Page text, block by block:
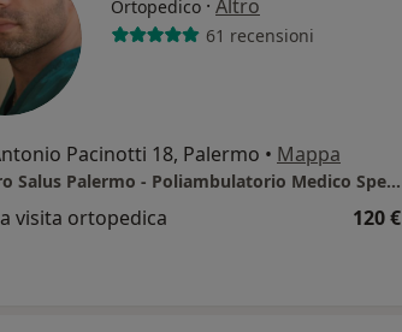
Ortopedico · Altro
61 recensioni
Pacinotti 18, Palermo • Mappa
Centro Salus Palermo - Poliambulatorio Medico Specialistico
visita ortopedica 120 €